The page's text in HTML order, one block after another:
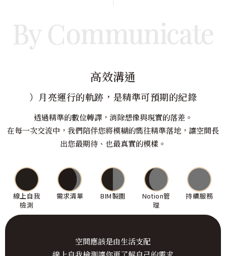
By Communicate
高效溝通
）月亮運行的軌跡，是精準可預期的紀錄
透過精準的數位轉譯，消除想像與現實的落差。
在每一次交流中，我們陪伴您將模糊的嚮往精準落地，讓空間長
出您最期待、也最真實的模樣。
線上自我
檢測
需求清單 BIM製圖
Notion管
理
持續服務
空間應該是由生活支配